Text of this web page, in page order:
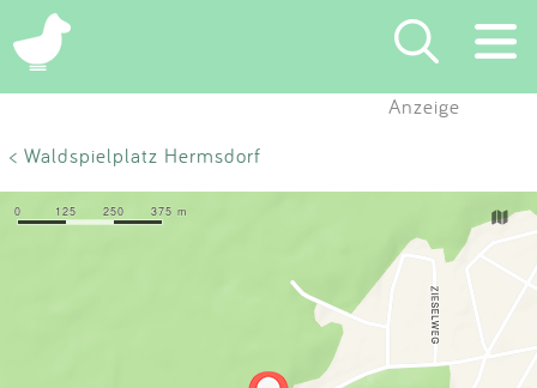
×
Suchen
App
Anzeige
< Waldspielplatz Hermsdorf